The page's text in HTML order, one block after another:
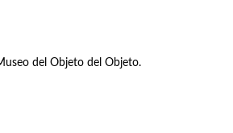
del Objeto del Objeto.